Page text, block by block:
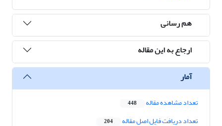
هم رسانی
ارجاع به این مقاله
آمار
تعداد مشاهده مقاله 448
تعداد دریافت فایل اصل مقاله 204